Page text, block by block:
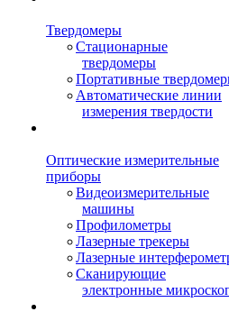
Твердомеры
Стационарные
твердомеры
Портативные
Автоматические линии
измерения твердости
Оптические измерительные
приборы
Видеоизмерительные
машины
Профилометры
Лазерные трекеры
Лазерные
Сканирующие
электронные